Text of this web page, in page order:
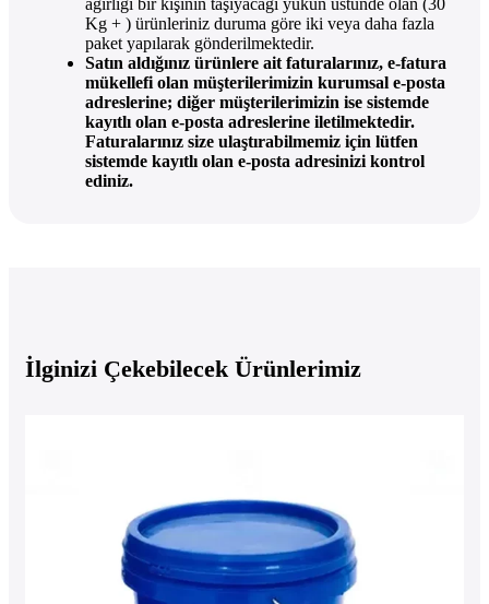
ağırlığı bir kişinin taşıyacağı yükün üstünde olan (30
Kg + ) ürünleriniz duruma göre iki veya daha fazla
paket yapılarak gönderilmektedir.
Satın aldığınız ürünlere ait faturalarınız, e-fatura
mükellefi olan müşterilerimizin kurumsal e-posta
adreslerine; diğer müşterilerimizin ise sistemde
kayıtlı olan e-posta adreslerine iletilmektedir.
Faturalarınız size ulaştırabilmemiz için lütfen
sistemde kayıtlı olan e-posta adresinizi kontrol
ediniz.
İlginizi Çekebilecek Ürünlerimiz